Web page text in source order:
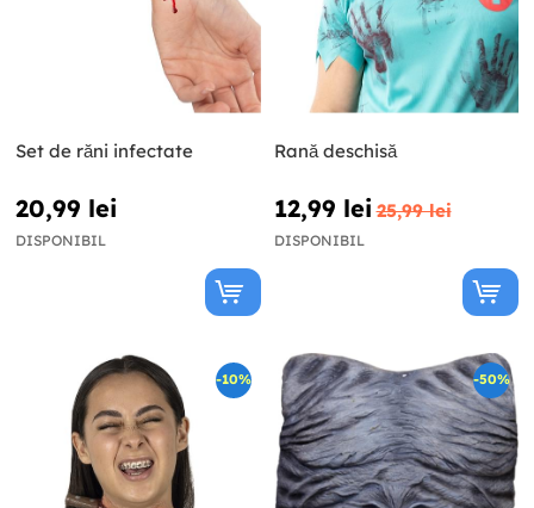
Set de răni infectate
20,99 lei
DISPONIBIL
Rană deschisă
12,99 lei 25,99 lei
DISPONIBIL
-10% -50%